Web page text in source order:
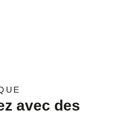
avec des